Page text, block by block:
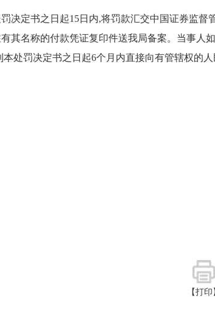
决定书之日起15日内,将罚款汇交中国证券监督
其名称的付款凭证复印件送我局备案。当事人
处罚决定书之日起6个月内直接向有管辖权的
证
年12
【打印